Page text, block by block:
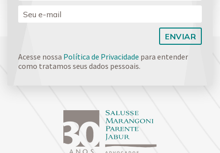
Acesse nossa Política de Privacidade para entender
como tratamos seus dados pessoais.